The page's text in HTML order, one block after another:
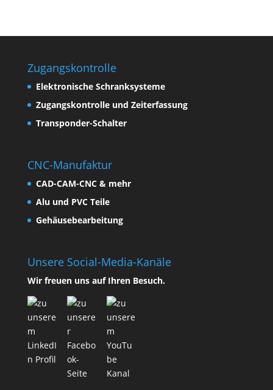
Zugangskontrolle
Elektronische Schranksysteme
Zugangskontrolle und Zeiterfassung
Transponder-Schalter
CNC-Manufaktur
CAD-CAM-CNC & mehr
Alu und PVC Teile
Gehäusebearbeitung
Unsere Social-Media-Kanäle
Wir freuen uns auf Ihren Besuch.